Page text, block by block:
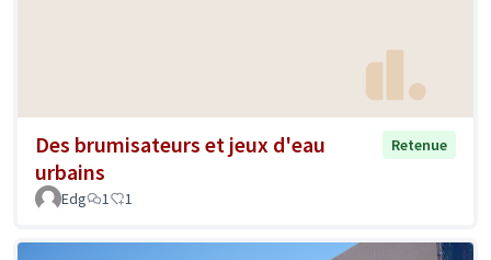
Des brumisateurs et jeux d'eau
urbains
Retenue
Edg 1 1